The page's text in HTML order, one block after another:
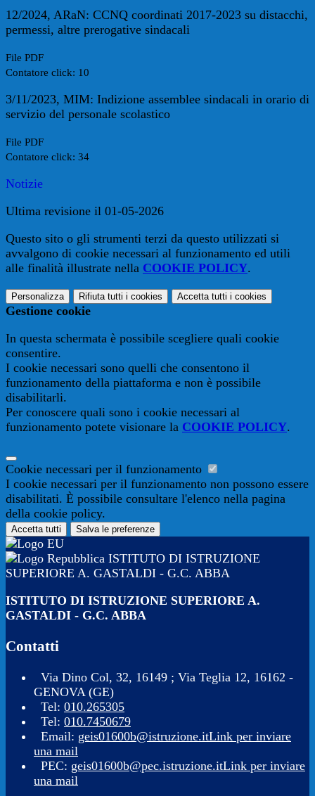
12/2024, ARaN: CCNQ coordinati 2017-2023 su distacchi,
permessi, altre prerogative sindacali
File PDF
Contatore click: 10
3/11/2023, MIM: Indizione assemblee sindacali in orario di
servizio del personale scolastico
File PDF
Contatore click: 34
Notizie
Ultima revisione il 01-05-2026
Questo sito o gli strumenti terzi da questo utilizzati si
avvalgono di cookie necessari al funzionamento ed utili
alle finalità illustrate nella COOKIE POLICY.
Personalizza Rifiuta tutti i cookies Accetta tutti i cookies
Gestione cookie
In questa schermata è possibile scegliere quali cookie
consentire.
I cookie necessari sono quelli che consentono il
funzionamento della piattaforma e non è possibile
disabilitarli.
Per conoscere quali sono i cookie necessari al
funzionamento potete visionare la COOKIE POLICY.
Cookie necessari per il funzionamento
I cookie necessari per il funzionamento non possono essere
disabilitati. È possibile consultare l'elenco nella pagina
della cookie policy.
Accetta tutti Salva le preferenze
ISTITUTO DI ISTRUZIONE
SUPERIORE A. GASTALDI - G.C. ABBA
ISTITUTO DI ISTRUZIONE SUPERIORE A.
GASTALDI - G.C. ABBA
Contatti
Via Dino Col, 32, 16149 ; Via Teglia 12, 16162 -
GENOVA (GE)
Tel: 010.265305
Tel: 010.7450679
Email: geis01600b@istruzione.itLink per inviare
una mail
PEC: geis01600b@pec.istruzione.itLink per inviare
una mail